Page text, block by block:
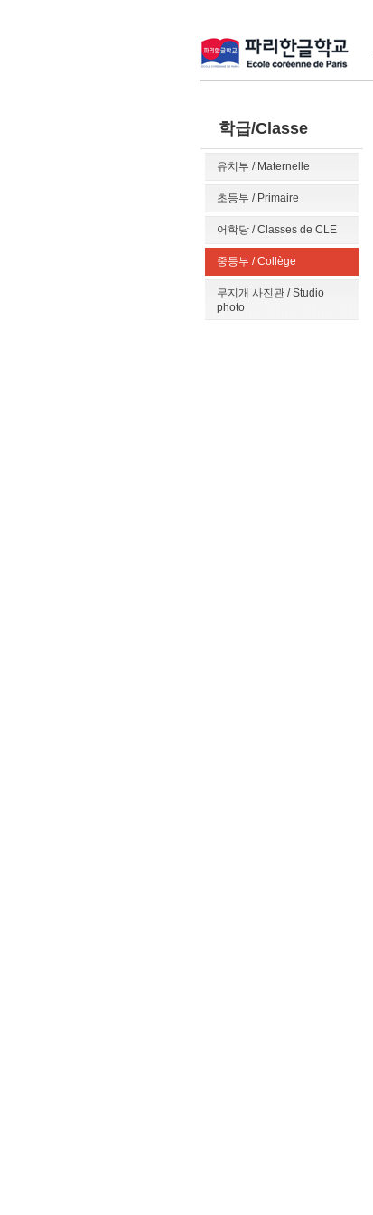
학급/Classe
유치부 / Maternelle
초등부 / Primaire
어학당 / Classes de CLE
중등부 / Collège
무지개 사진관 / Studio
photo